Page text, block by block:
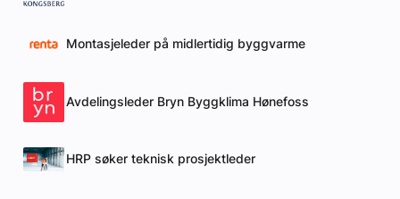
Montasjeleder på midlertidig byggvarme
Avdelingsleder Bryn Byggklima Hønefoss
HRP søker teknisk prosjektleder